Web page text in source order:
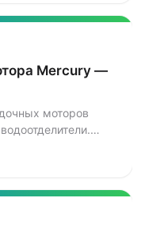
Mercury —
моторов